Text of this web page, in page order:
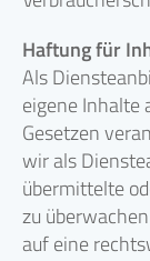
Haftung für
Als
eigene Inhalte
Gesetzen
wir als
übermittelte
zu
auf eine